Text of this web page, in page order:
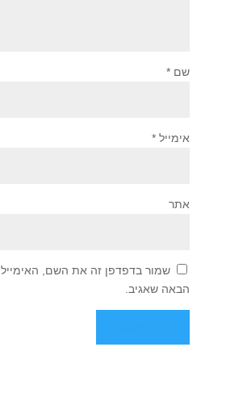
שם *
אימייל *
אתר
שמור בדפדפן זה את השם,
הבאה שאגיב.